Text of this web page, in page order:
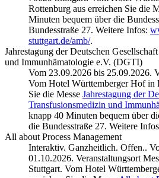
Rottenburg aus erreichen Sie die
Minuten bequem über die
Bundesstraße 27. Weitere Infos:
stuttgart.de/amb/.
Jahrestagung der Deutschen
und Immunhämatologie e.V. (DGTI)
Vom 23.09.2026 bis 25.09.2026.
Vom Hotel Württemberger Hof in
Sie die Messe Jahrestagung der
Transfusionsmedizin und
knapp 40 Minuten bequem über
die Bundesstraße 27. Weitere
All about Process Management
Interaktiv. Ganzheitlich. Offen..
01.10.2026. Veranstaltungsort
Stuttgart. Vom Hotel